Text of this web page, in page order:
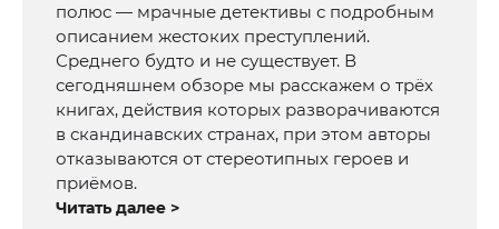
полюс — мрачные детективы с подробным
описанием жестоких преступлений.
Среднего будто и не существует. В
сегодняшнем обзоре мы расскажем о трёх
книгах, действия которых разворачиваются
в скандинавских странах, при этом авторы
отказываются от стереотипных героев и
приёмов.
Читать далее >